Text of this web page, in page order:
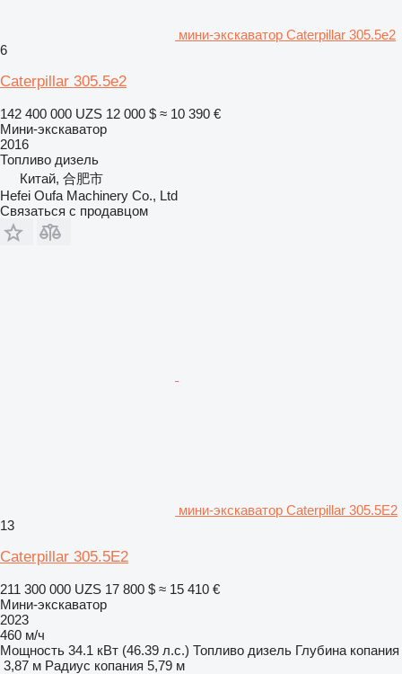
мини-экскаватор Caterpillar 305.5e2
6
Caterpillar 305.5e2
142 400 000 UZS 12 000 $ ≈ 10 390 €
Мини-экскаватор
2016
Топливо дизель
Китай, 合肥市
Hefei Oufa Machinery Co., Ltd
Связаться с продавцом
мини-экскаватор Caterpillar 305.5E2
13
Caterpillar 305.5E2
211 300 000 UZS 17 800 $ ≈ 15 410 €
Мини-экскаватор
2023
460 м/ч
Мощность 34.1 кВт (46.39 л.с.) Топливо дизель Глубина копания
3,87 м Радиус копания 5,79 м